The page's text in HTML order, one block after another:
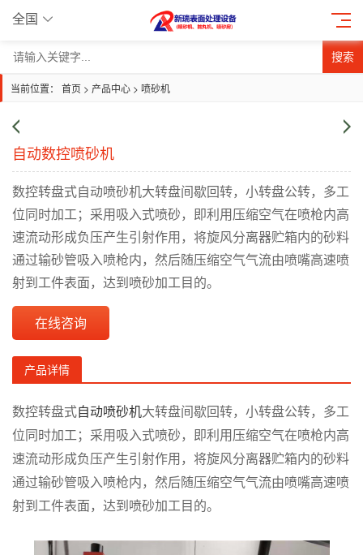
全国
搜索
当前位置： 首页 > 产品中心 > 喷砂机
自动数控喷砂机
数控转盘式自动喷砂机大转盘间歇回转，小转盘公转，多工
位同时加工；采用吸入式喷砂，即利用压缩空气在喷枪内高
速流动形成负压产生引射作用，将旋风分离器贮箱内的砂料
通过输砂管吸入喷枪内，然后随压缩空气气流由喷嘴高速喷
射到工件表面，达到喷砂加工目的。
在线咨询
产品详情
数控转盘式自动喷砂机大转盘间歇回转，小转盘公转，多工
位同时加工；采用吸入式喷砂，即利用压缩空气在喷枪内高
速流动形成负压产生引射作用，将旋风分离器贮箱内的砂料
通过输砂管吸入喷枪内，然后随压缩空气气流由喷嘴高速喷
射到工件表面，达到喷砂加工目的。